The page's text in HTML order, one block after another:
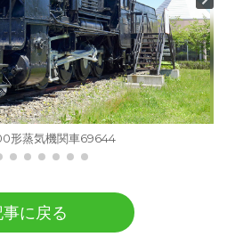
形蒸気機関車69644
に戻る